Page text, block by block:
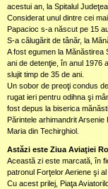
acestui an, la Spitalul
Considerat unul dintre cei
Papacioc s-a născut pe 15
S-a călugărit de tânăr, la
A fost egumen la Mănăstirea
ani de detenţie, în anul 1976
slujit timp de 35 de ani.
Un sobor de preoţi condus
rugat ieri pentru odihna şi
fost depus la biserica
Părintele arhimandrit
Maria din Techirghiol.
Astăzi este Ziua Aviaţiei
Această zi este marcată, în
patronul Forţelor Aeriene şi
Cu acest prilej, Piaţa